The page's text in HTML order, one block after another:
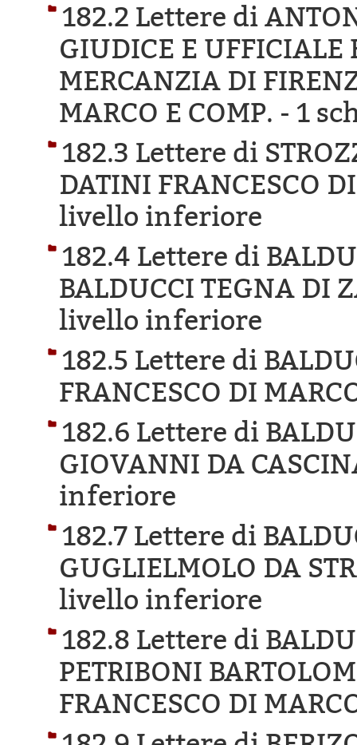
182.2 Lettere di
GIUDICE E UFFICIALE
MERCANZIA DI
MARCO E COMP. - 1
182.3 Lettere di
DATINI FRANCESCO
livello inferiore
182.4 Lettere di
BALDUCCI TEGNA DI
livello inferiore
182.5 Lettere di
FRANCESCO DI
182.6 Lettere di
GIOVANNI DA
inferiore
182.7 Lettere di
GUGLIELMOLO DA
livello inferiore
182.8 Lettere di
PETRIBONI
FRANCESCO DI